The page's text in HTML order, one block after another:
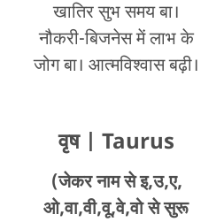
खातिर सुभ समय बा।
नौकरी-बिजनेस में लाभ के
जोग बा। आत्मविश्वास बढ़ी।
वृष | Taurus
(जेकर नाम से इ,उ,ए,
ओ,वा,वी,वू,वे,वो से सुरू